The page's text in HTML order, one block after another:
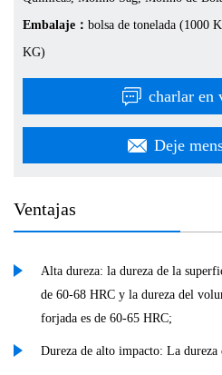
Embalaje： bolsa de tonelada (1000
KG)
charlar en
Deje
Ventajas
Alta dureza: la dureza de la
de 60-68 HRC y la dureza del
forjada es de 60-65 HRC;
Dureza de alto impacto: La dureza